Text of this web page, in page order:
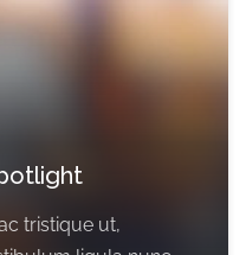
tristique ut,